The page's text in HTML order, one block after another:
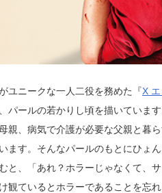
ユニークな一人二役を務めた『X
パールの若かりし頃を描いていま
親、病気で介護が必要な父親と暮
ます。そんなパールのもとにひょ
と、「あれ？ホラーじゃなくて、
観ているとホラーであることを忘